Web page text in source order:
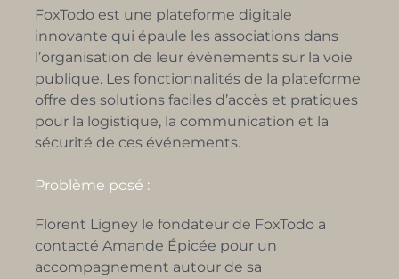
FoxTodo est une plateforme digitale
innovante qui épaule les associations dans
l’organisation de leur événements sur la voie
publique. Les fonctionnalités de la plateforme
offre des solutions faciles d’accès et pratiques
pour la logistique, la communication et la
sécurité de ces événements.
Problème posé :
Florent Ligney le fondateur de FoxTodo a
contacté Amande Épicée pour un
accompagnement autour de sa